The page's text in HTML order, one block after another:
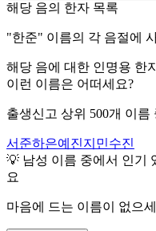
해당 음의 한자 목록
"한준" 이름의 각 음절에
해당 음에 대한 인명용 한
이런 이름은 어떠세요?
출생신고 상위 500개 이름
서준하은예진지민수진
💡 남성 이름 중에서 인기
요
마음에 드는 이름이 없으